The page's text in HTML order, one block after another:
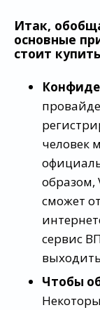
Итак,
основные
стоит купить
человек
образом,
сможет
сервис
Чтобы